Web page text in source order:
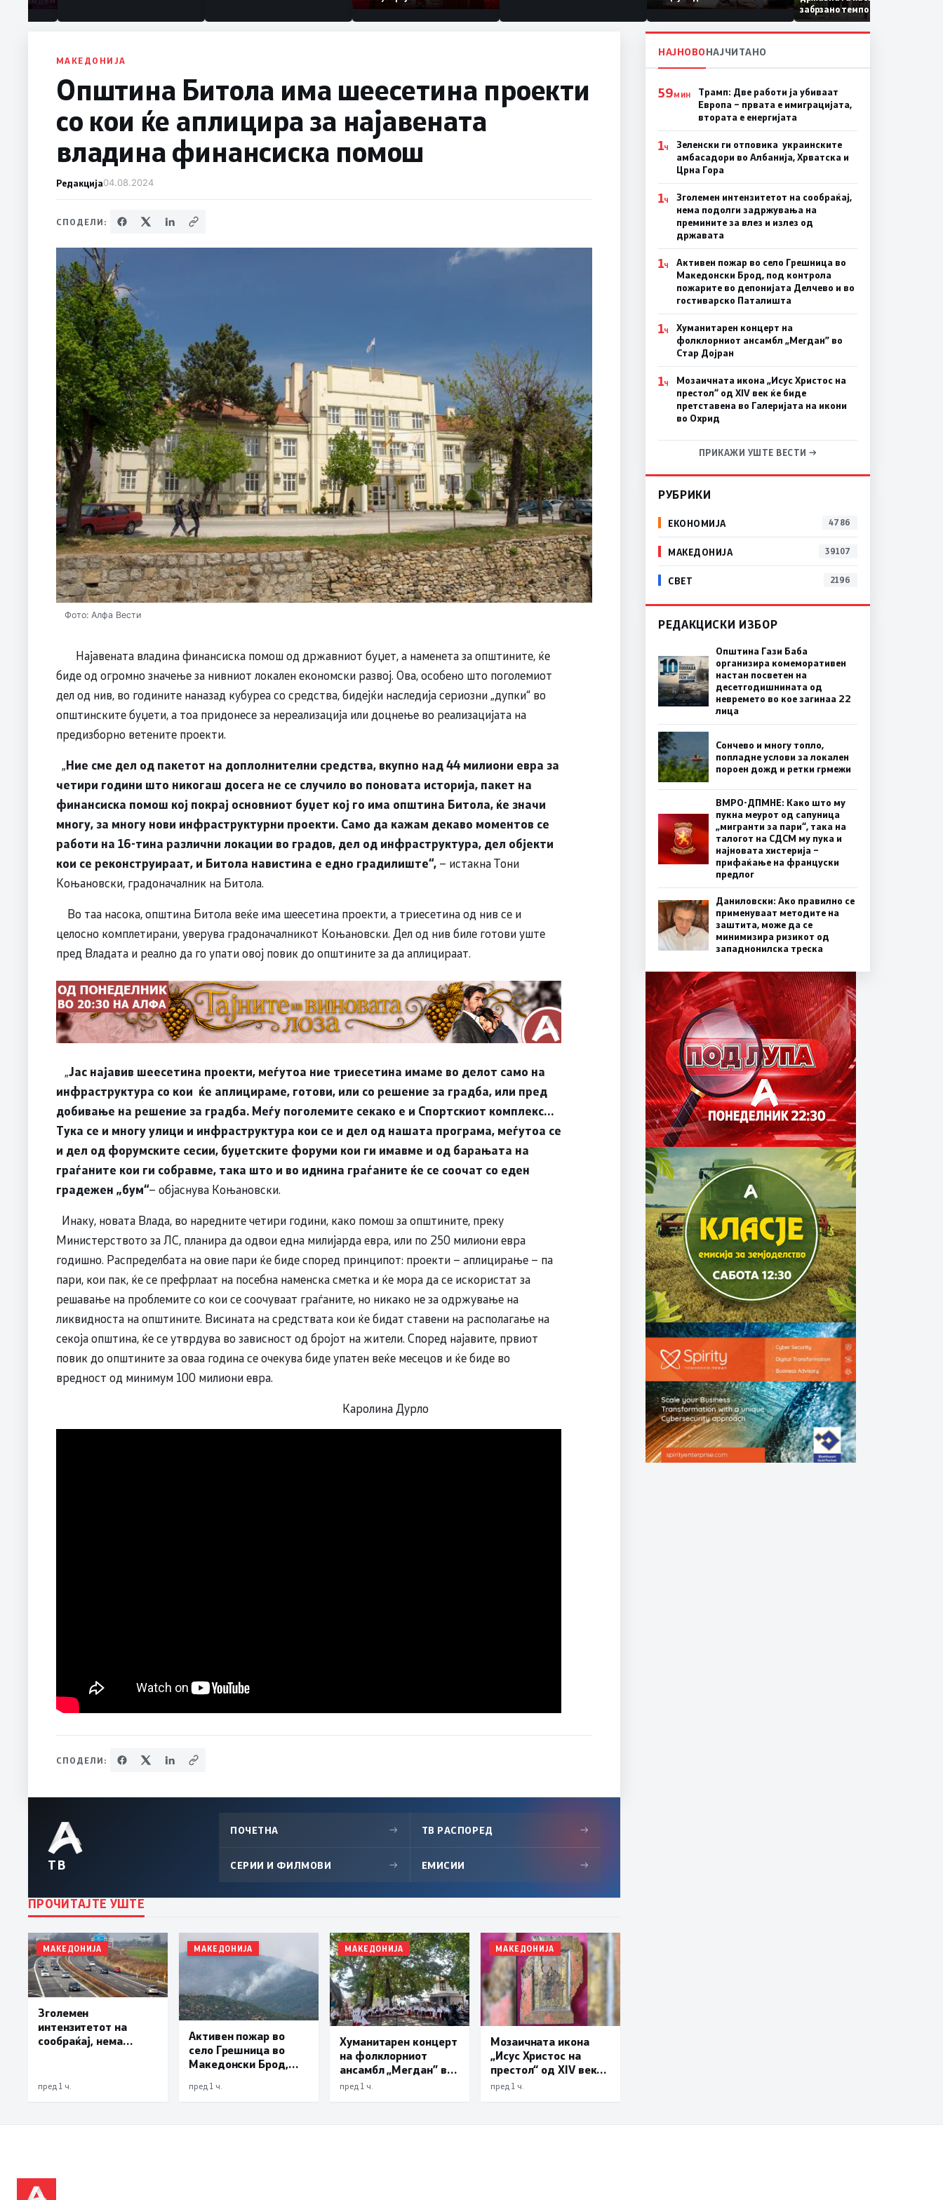
Коридор 8, Македонија
станува раскрсница на
Балканот
забрзано темпо
МАКЕДОНИЈА
Општина Битола има шеесетина проекти
со кои ќе аплицира за најавената
владина финансиска помош
Редакција04.08.2024
СПОДЕЛИ:
Фото: Алфа Вести
Најавената владина финансиска помош од државниот буџет, а наменета за општините, ќе
биде од огромно значење за нивниот локален економски развој. Ова, особено што поголемиот
дел од нив, во годините наназад кубуреа со средства, бидејќи наследија сериозни „дупки“ во
општинските буџети, а тоа придонесе за нереализација или доцнење во реализацијата на
предизборно ветените проекти.
„Ние сме дел од пакетот на доплолнителни средства, вкупно над 44 милиони евра за
четири години што никогаш досега не се случило во поновата историја, пакет на
финансиска помош кој покрај основниот буџет кој го има општина Битола, ќе значи
многу, за многу нови инфраструктурни проекти. Само да кажам декаво моментов се
работи на 16-тина различни локации во градов, дел од инфраструктура, дел објекти
кои се реконструираат, и Битола навистина е едно градилиште“, – истакна Тони
Коњановски, градоначалник на Битола.
Во таа насока, општина Битола веќе има шеесетина проекти, а триесетина од нив се и
целосно комплетирани, уверува градоначалникот Коњановски. Дел од нив биле готови уште
пред Владата и реално да го упати овој повик до општините за да аплицираат.
„Јас најавив шеесетина проекти, меѓутоа ние триесетина имаме во делот само на
инфраструктура со кои ќе аплицираме, готови, или со решение за градба, или пред
добивање на решение за градба. Меѓу поголемите секако е и Спортскиот комплекс…
Тука се и многу улици и инфраструктура кои се и дел од нашата програма, меѓутоа се
и дел од форумските сесии, буџетските форуми кои ги имавме и од барањата на
граѓаните кои ги собравме, така што и во иднина граѓаните ќе се соочат со еден
градежен „бум“– објаснува Коњановски.
Инаку, новата Влада, во наредните четири години, како помош за општините, преку
Министерството за ЛС, планира да одвои една милијарда евра, или по 250 милиони евра
годишно. Распределбата на овие пари ќе биде според принципот: проекти – аплицирање – па
пари, кои пак, ќе се префрлаат на посебна наменска сметка и ќе мора да се искористат за
решавање на проблемите со кои се соочуваат граѓаните, но никако не за одржување на
ликвидноста на општините. Висината на средствата кои ќе бидат ставени на располагање на
секоја општина, ќе се утврдува во зависност од бројот на жители. Според најавите, првиот
повик до општините за оваа година се очекува биде упатен веќе месецов и ќе биде во
вредност од минимум 100 милиони евра.
Каролина Дурло
СПОДЕЛИ:
ТВ
ПОЧЕТНА → ТВ РАСПОРЕД →
СЕРИИ И ФИЛМОВИ → ЕМИСИИ →
ПРОЧИТАЈТЕ УШТЕ
МАКЕДОНИЈА
Зголемен
интензитетот на
сообраќај, нема
и излез од државата
пред 1 ч.
МАКЕДОНИЈА
Активен пожар во
село Грешница во
Македонски Брод,
пожарите во
пред 1 ч.
МАКЕДОНИЈА
Хуманитарен концерт
на фолклорниот
ансамбл „Мегдан” во
Стар Дојран
пред 1 ч.
МАКЕДОНИЈА
Мозаичната икона
„Исус Христос на
престол“ од XIV век
ќе биде претставена
пред 1 ч.
НАЈНОВОНАЈЧИТАНО
59МИН
Трамп: Две работи ја убиваат
Европа – првата е имиграцијата,
втората е енергијата
1Ч
Зеленски ги отповика украинските
амбасадори во Албанија, Хрватска и
Црна Гора
1Ч
Зголемен интензитетот на сообраќај,
нема подолги задржувања на
премините за влез и излез од
државата
1Ч
Активен пожар во село Грешница во
Македонски Брод, под контрола
пожарите во депонијата Делчево и во
гостиварско Паталишта
1Ч
Хуманитарен концерт на
фолклорниот ансамбл „Мегдан” во
Стар Дојран
1Ч
Мозаичната икона „Исус Христос на
престол“ од XIV век ќе биде
претставена во Галеријата на икони
во Охрид
ПРИКАЖИ УШТЕ ВЕСТИ →
РУБРИКИ
ЕКОНОМИЈА 4786
МАКЕДОНИЈА 39107
СВЕТ 2196
РЕДАКЦИСКИ ИЗБОР
Општина Гази Баба
организира комеморативен
настан посветен на
десетгодишнината од
невремето во кое загинаа 22
лица
Сончево и многу топло,
попладне услови за локален
пороен дожд и ретки грмежи
ВМРО-ДПМНЕ: Како што му
пукна меурот од сапуница
„мигранти за пари“, така на
талогот на СДСМ му пука и
најновата хистерија –
прифаќање на француски
предлог
Даниловски: Ако правилно се
применуваат методите на
заштита, може да се
минимизира ризикот од
западнонилска треска